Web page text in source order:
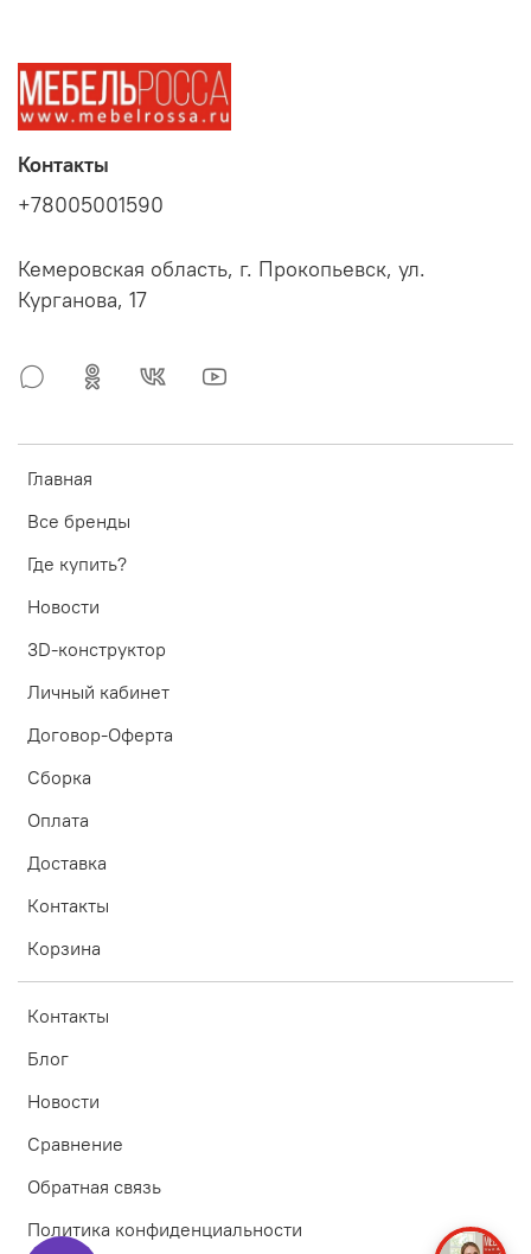
Главная
Все бренды
Где купить?
Новости
3D-конструктор
Личный кабинет
Договор-Оферта
Сборка
Оплата
Доставка
Контакты
Корзина
Контакты
Блог
Новости
Сравнение
Обратная связь
Политика конфиденциальности
Контакты
+78005001590
Кемеровская область, г. Прокопьевск, ул.
Курганова, 17